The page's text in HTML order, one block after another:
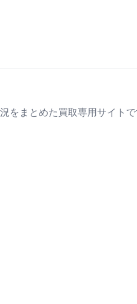
をまとめた買取専用サイトで